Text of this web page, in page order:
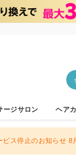
ージサロン ヘア
ビス停止のお知らせ